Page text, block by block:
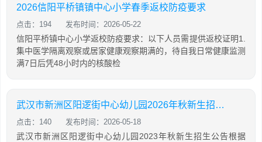
2026信阳平桥镇镇中心小学春季返校防疫要求
点击：194 发布时间：2026-05-22
信阳平桥镇中心小学返校防疫要求：以下人员需提供返校证明1.
集中医学隔离观察或居家健康观察期满的，待自我日常健康监测
满7日后凭48小时内的核酸检
武汉市新洲区阳逻街中心幼儿园2026年秋新生招生公告
点击：140 发布时间：2026-05-18
武汉市新洲区阳逻街中心幼儿园2023年秋新生招生公告根据